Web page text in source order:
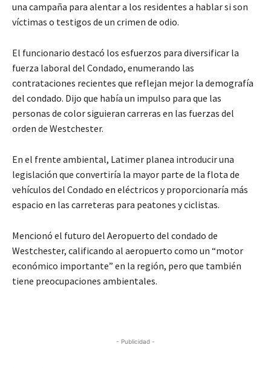
una campaña para alentar a los residentes a hablar si son
víctimas o testigos de un crimen de odio.
El funcionario destacó los esfuerzos para diversificar la
fuerza laboral del Condado, enumerando las
contrataciones recientes que reflejan mejor la demografía
del condado. Dijo que había un impulso para que las
personas de color siguieran carreras en las fuerzas del
orden de Westchester.
En el frente ambiental, Latimer planea introducir una
legislación que convertiría la mayor parte de la flota de
vehículos del Condado en eléctricos y proporcionaría más
espacio en las carreteras para peatones y ciclistas.
Mencionó el futuro del Aeropuerto del condado de
Westchester, calificando al aeropuerto como un “motor
económico importante” en la región, pero que también
tiene preocupaciones ambientales.
- Publicidad -